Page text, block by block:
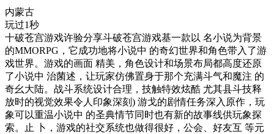
内蒙古
玩过1秒
十破苍宫游戏许验分享斗破苍宫游戏基一款以 名小说为背景
的MMORPG，它成功地将小说中 的奇幻世界和角色带入了游
戏世界。游戏的画面 精美，角色设计和场景布局都高度还原
了小说中 治菌述，让玩家仿佛置身于那个充满斗气和魔注 的
奇幺大陆。战斗系统设计合理，技触特效炫酷 尤其县斗技释
放时的视觉效果令人印象深刻) 游戈的剧情任务深入原作，玩
象可以重温小说中 的圣典情节同时也有新的故事线供玩象探
索。止 卜，游戏的社交系统也做得很好，公会、好友互 等元